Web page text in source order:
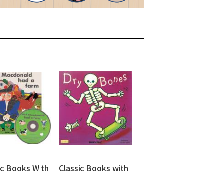
Books With Classic Books with